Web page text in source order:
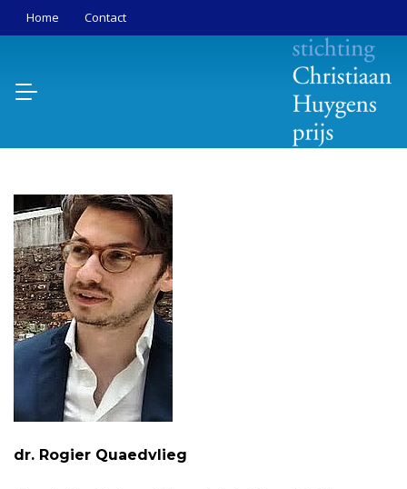
Home Contact
dr. Rogier Quaedvlieg